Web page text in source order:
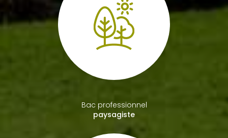
Bac professionnel
paysagiste